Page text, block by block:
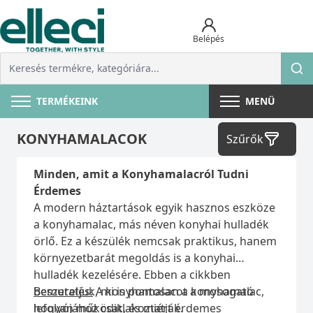
Belépés
TERMÉKEINK MENÜ
KONYHAMALACOK
Minden, amit a Konyhamalacról Tudni
Érdemes
A modern háztartások egyik hasznos eszköze
a konyhamalac, más néven konyhai hulladék
örlő. Ez a készülék nemcsak praktikus, hanem
környezetbarát megoldás is a konyhai
hulladék kezelésére. Ebben a cikkben
bemutatjuk, mi is pontosan a konyhamalac,
hogyan működik, és miért érdemes
Beszerelés:A konyhamalacot a mosogató
lefolyójához csatlakoztatják.
Szűrők